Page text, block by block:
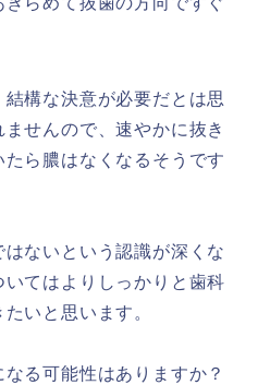
構な決意が必要だとは思
せんので、速やかに抜き
ら膿はなくなるそうです
ないという認識が深くな
てはよりしっかりと歯科
いと思います。
る可能性はありますか？